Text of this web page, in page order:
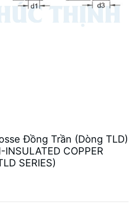
Đồng Trần (Dòng TLD)
COPPER
SERIES)